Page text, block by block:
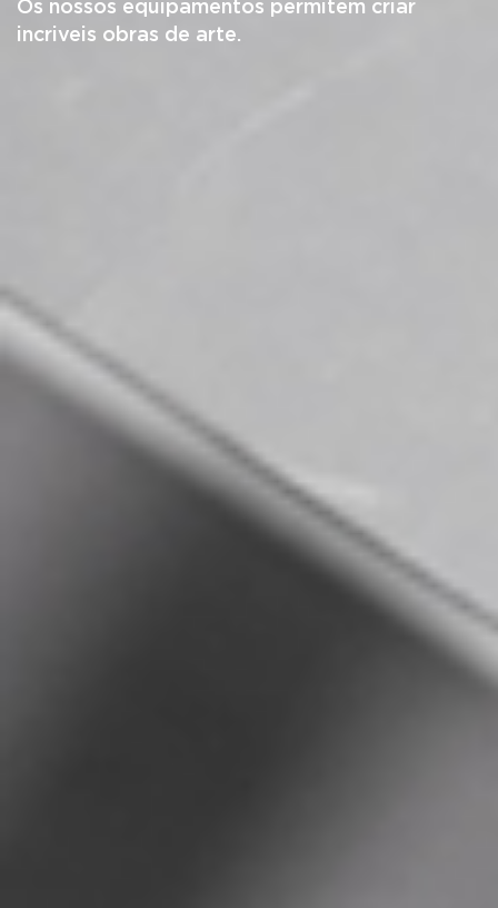
Os nossos equipamentos permitem criar
incriveis obras de arte.